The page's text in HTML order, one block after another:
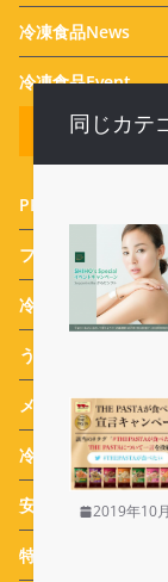
冷凍食品News
冷凍食品Event
全てのカテゴ
PR特集
フードサービス(1)
冷食番長タケムラ
うめたま食堂の冷凍
メディア(479)
冷凍食品 ブラン
安心・安全Q&A(16)
特集
同じカテ
2019年10